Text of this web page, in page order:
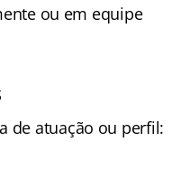
ou em equipe
de atuação ou perfil: